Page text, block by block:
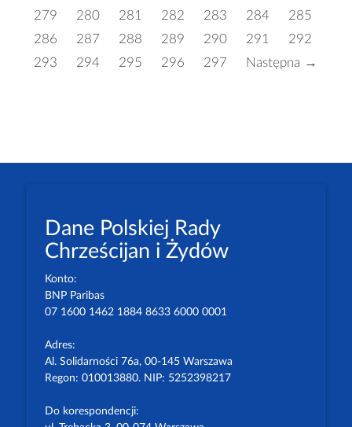
279
280 281 282 283 284
285
286
287 288 289 290 291
292
293
294 295 296 297 Następna →
Dane Polskiej Rady
Chrześcijan i Żydów
Konto:
BNP Paribas
07 1600 1462 1884 8633 6000 0001
Adres:
Al. Solidarności 76a, 00-145 Warszawa
Regon: 010013880. NIP: 5252398217
Do korespondencji: